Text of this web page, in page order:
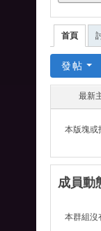
紀
元
列
首頁
發帖
最新
本版塊或
成員動
本群組沒